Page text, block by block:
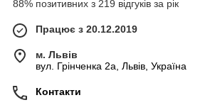
88% позитивних з 219 відгуків за рік
Працює з 20.12.2019
м. Львів
вул. Грінченка 2а, Львів, Україна
Контакти